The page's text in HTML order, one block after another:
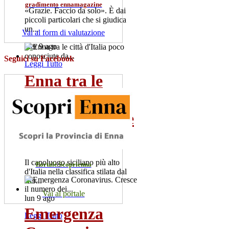
«Grazie. Faccio da solo». È dai
piccoli particolari che si giudica
un...
mer 9 ago
Leggi Tutto
Enna tra le
città d'Italia
poco conosciute
da...
Il capoluogo siciliano più alto
d'Italia nella classifica stilata dal
sito...
lun 9 ago
Leggi Tutto
Emergenza
gradimento ennamagazine
Vai al form di valutazione
Seguici su Facebook
Portale Scoprienna
Vai al portale